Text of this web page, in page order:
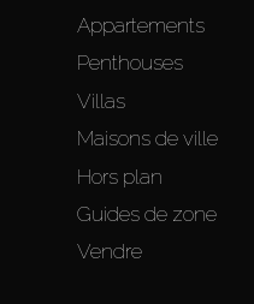
Appartements
Penthouses
Villas
Maisons de ville
Hors plan
Guides de zone
Vendre